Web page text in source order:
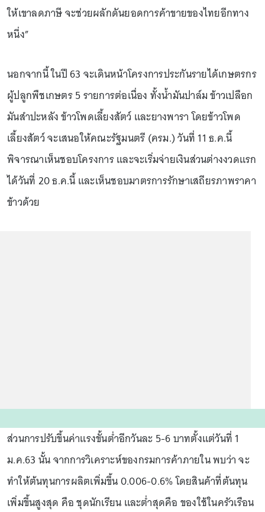
ให้เขาลดภาษี จะช่วยผลักดันยอดการค้าขายของไทยอีกทาง
หนึ่ง”
นอกจากนี้ ในปี 63 จะเดินหน้าโครงการประกันรายได้เกษตรกร
ผู้ปลูกพืชเกษตร 5 รายการต่อเนื่อง ทั้งน้ำมันปาล์ม ข้าวเปลือก
มันสำปะหลัง ข้าวโพดเลี้ยงสัตว์ และยางพารา โดยข้าวโพด
เลี้ยงสัตว์ จะเสนอให้คณะรัฐมนตรี (ครม.) วันที่ 11 ธ.ค.นี้
พิจารณาเห็นชอบโครงการ และจะเริ่มจ่ายเงินส่วนต่างงวดแรก
ได้วันที่ 20 ธ.ค.นี้ และเห็นชอบมาตรการรักษาเสถียรภาพราคา
ข้าวด้วย
ส่วนการปรับขึ้นค่าแรงขั้นต่ำอีกวันละ 5-6 บาทตั้งแต่วันที่ 1
ม.ค.63 นั้น จากการวิเคราะห์ของกรมการค้าภายใน พบว่า จะ
ทำให้ต้นทุนการผลิตเพิ่มขึ้น 0.006-0.6% โดยสินค้าที่ต้นทุน
เพิ่มขึ้นสูงสุด คือ ชุดนักเรียน และต่ำสุดคือ ของใช้ในครัวเรือน